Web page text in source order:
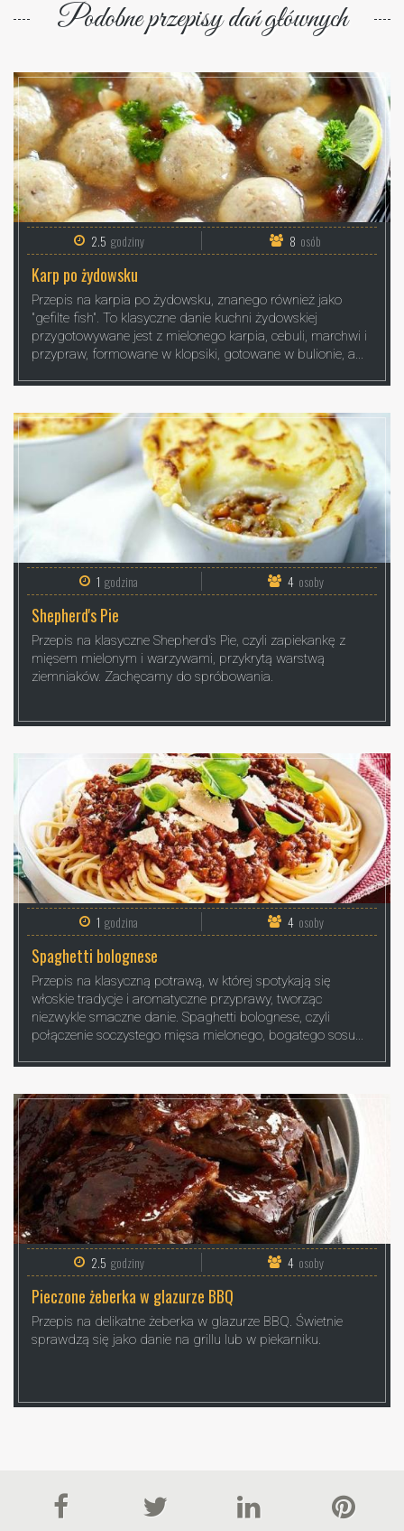
Podobne przepisy dań głównych
2.5 godziny 8 osób
Karp po żydowsku
Przepis na karpia po żydowsku, znanego również jako
"gefilte fish". To klasyczne danie kuchni żydowskiej
przygotowywane jest z mielonego karpia, cebuli, marchwi i
przypraw, formowane w klopsiki, gotowane w bulionie, a...
1 godzina 4 osoby
Shepherd's Pie
Przepis na klasyczne Shepherd's Pie, czyli zapiekankę z
mięsem mielonym i warzywami, przykrytą warstwą
ziemniaków. Zachęcamy do spróbowania.
1 godzina 4 osoby
Spaghetti bolognese
Przepis na klasyczną potrawą, w której spotykają się
włoskie tradycje i aromatyczne przyprawy, tworząc
niezwykle smaczne danie. Spaghetti bolognese, czyli
połączenie soczystego mięsa mielonego, bogatego sosu...
2.5 godziny 4 osoby
Pieczone żeberka w glazurze BBQ
Przepis na delikatne żeberka w glazurze BBQ. Świetnie
sprawdzą się jako danie na grillu lub w piekarniku.